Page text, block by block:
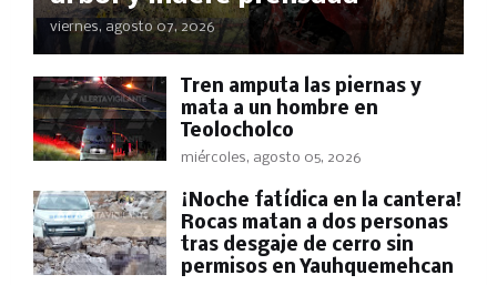
viernes, agosto 07, 2026
Tren amputa las piernas y
mata a un hombre en
Teolocholco
miércoles, agosto 05, 2026
​¡Noche fatídica en la cantera!
Rocas matan a dos personas
tras desgaje de cerro sin
permisos en Yauhquemehcan